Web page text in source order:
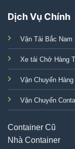
Dịch Vụ Chính
Vận Tải Bắc Nam
Xe tải Chở Hàng
Vận Chuyển Hàng
Vận Chuyển
Container Cũ
Nhà Container